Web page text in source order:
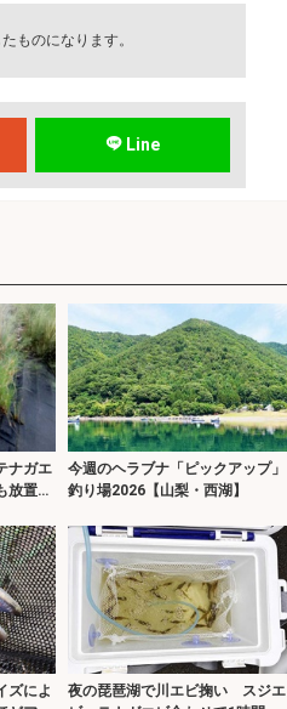
ものになります。
Line
ナガエ
放置が
今週のヘラブナ「ピックアップ」
釣り場2026【山梨・西湖】
ズによ
夜の琵琶湖で川エビ掬い スジエ